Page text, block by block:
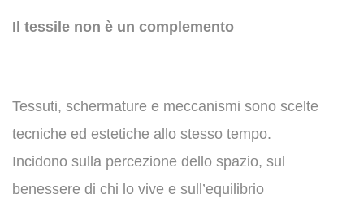
Il tessile non è un complemento
Tessuti, schermature e meccanismi sono scelte
tecniche ed estetiche allo stesso tempo.
Incidono sulla percezione dello spazio, sul
benessere di chi lo vive e sull’equilibrio